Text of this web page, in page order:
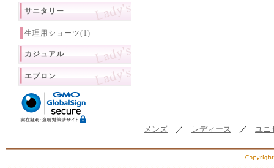
サニタリー
生理用ショーツ(1)
カジュアル
エプロン
メンズ ／ レディース ／ ユニ